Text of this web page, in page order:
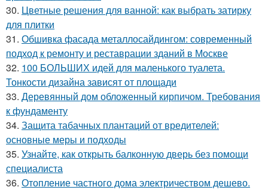
30. Цветные решения для ванной: как выбрать затирку
для плитки
31. Обшивка фасада металлосайдингом: современный
подход к ремонту и реставрации зданий в Москве
32. 100 БОЛЬШИХ идей для маленького туалета.
Тонкости дизайна зависят от площади
33. Деревянный дом обложенный кирпичом. Требования
к фундаменту
34. Защита табачных плантаций от вредителей:
основные меры и подходы
35. Узнайте, как открыть балконную дверь без помощи
специалиста
36. Отопление частного дома электричеством дешево.